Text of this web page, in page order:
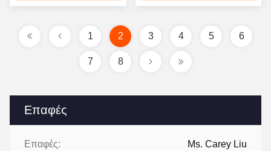
Επαφές
Επαφές: Ms. Carey Liu
σύνδεση και καλή
1 2 3 4 5 6
7 8